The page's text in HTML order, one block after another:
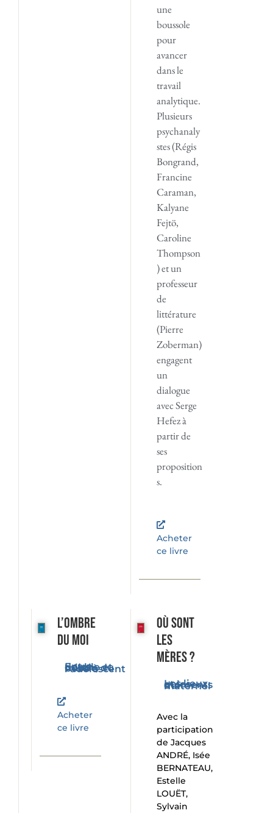
une
boussole
pour
avancer
dans le
travail
analytique.
Plusieurs
psychanaly
stes (Régis
Bongrand,
Francine
Caraman,
Kalyane
Fejtö,
Caroline
Thompson
) et un
professeur
de
littérature
(Pierre
Zoberman)
engagent
un
dialogue
avec Serge
Hefez à
partir de
ses
proposition
s.
Acheter
ce livre
L’ombre
du moi
Entre double et miroir, du bébé à l'adolescent
Acheter
ce livre
Où sont
les
mères ?
Les lieux et les moments du maternel
Avec la
participation
de Jacques
ANDRÉ, Isée
BERNATEAU,
Estelle
LOUËT,
Sylvain